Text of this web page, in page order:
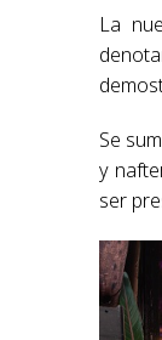
La
Se
y
ser